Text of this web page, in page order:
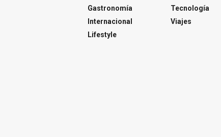
Gastronomía
Internacional
Lifestyle
Tecnología
Viajes